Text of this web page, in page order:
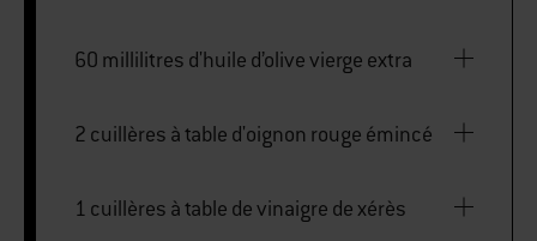
60 millilitres d'huile d’olive vierge extra
2 cuillères à table d'oignon rouge émincé
1 cuillères à table de vinaigre de xérès